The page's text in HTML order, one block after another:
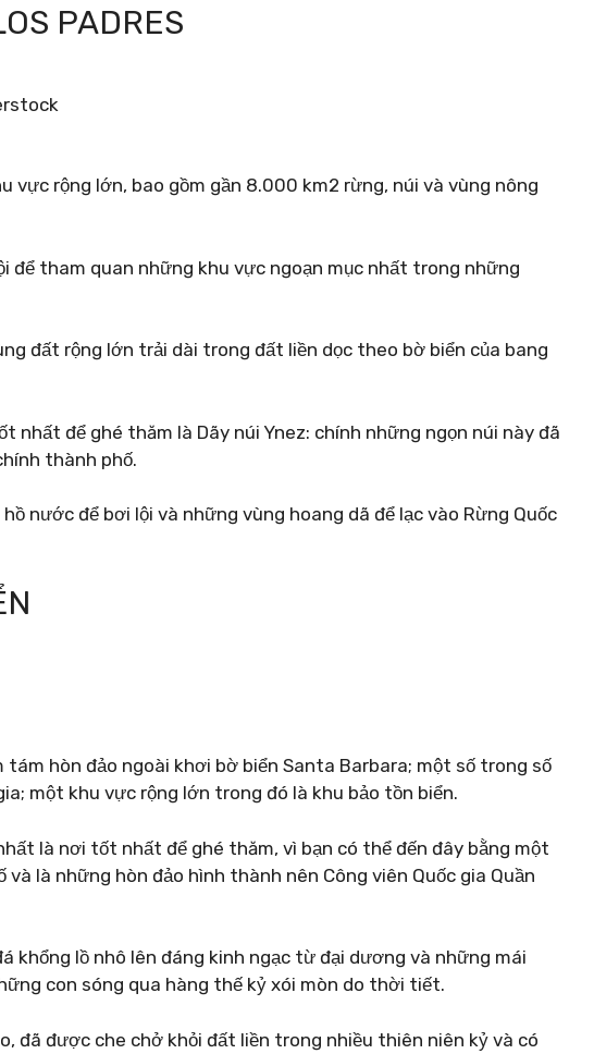
PADRES
vực rộng lớn, bao gồm gần 8.000 km2 rừng, núi và vùng nông
để tham quan những khu vực ngoạn mục nhất trong những
đất rộng lớn trải dài trong đất liền dọc theo bờ biển của bang
nhất để ghé thăm là Dãy núi Ynez: chính những ngọn núi này đã
thành phố.
nước để bơi lội và những vùng hoang dã để lạc vào Rừng Quốc
tám hòn đảo ngoài khơi bờ biển Santa Barbara; một số trong số
một khu vực rộng lớn trong đó là khu bảo tồn biển.
là nơi tốt nhất để ghé thăm, vì bạn có thể đến đây bằng một
là những hòn đảo hình thành nên Công viên Quốc gia Quần
khổng lồ nhô lên đáng kinh ngạc từ đại dương và những mái
con sóng qua hàng thế kỷ xói mòn do thời tiết.
đã được che chở khỏi đất liền trong nhiều thiên niên kỷ và có